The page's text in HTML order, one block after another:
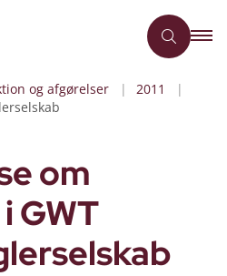
og afgørelser
2011
om
GWT